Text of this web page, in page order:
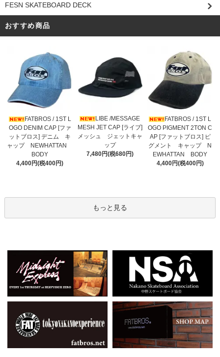
FESN SKATEBOARD DECK
おすすめ商品
FATBROS / 1ST L
OGO DENIM CAP [ファ
ットブロス] デニム キ
ャップ NEWHATTAN
BODY
4,400円(税400円)
LIBE /MESSAGE
MESH JET CAP [ライブ]
メッシュ ジェットキャ
ップ
7,480円(税680円)
FATBROS / 1ST L
OGO PIGMENT 2TON C
AP [ファットブロス] ピ
グメント キャップ N
EWHATTAN BODY
4,400円(税400円)
もっと見る